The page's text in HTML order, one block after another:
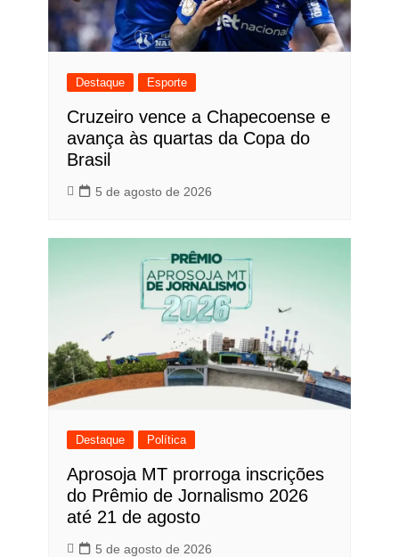
Destaque Esporte
Cruzeiro vence a Chapecoense e
avança às quartas da Copa do
Brasil
5 de agosto de 2026
Destaque Política
Aprosoja MT prorroga inscrições
do Prêmio de Jornalismo 2026
até 21 de agosto
5 de agosto de 2026